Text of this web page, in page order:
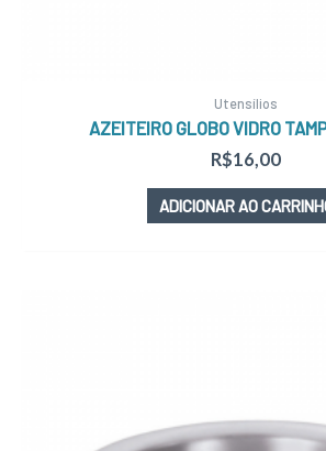
Utensílios
AZEITEIRO GLOBO VIDRO
R$16,00
ADICIONAR AO